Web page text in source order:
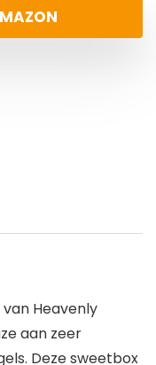
Heavenly
aan zeer
Deze sweetbox